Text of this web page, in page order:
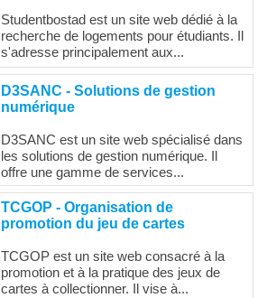
Studentbostad est un site web dédié à la
recherche de logements pour étudiants. Il
s'adresse principalement aux...
D3SANC - Solutions de gestion
numérique
D3SANC est un site web spécialisé dans
les solutions de gestion numérique. Il
offre une gamme de services...
TCGOP - Organisation de
promotion du jeu de cartes
TCGOP est un site web consacré à la
promotion et à la pratique des jeux de
cartes à collectionner. Il vise à...